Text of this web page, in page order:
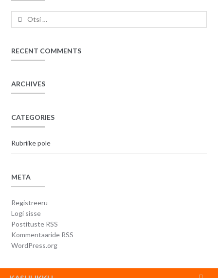
Otsi:
RECENT COMMENTS
ARCHIVES
CATEGORIES
Rubriike pole
META
Registreeru
Logi sisse
Postituste RSS
Kommentaaride RSS
WordPress.org